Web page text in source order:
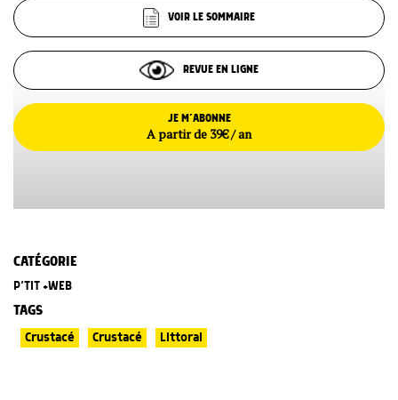
VOIR LE SOMMAIRE
REVUE EN LIGNE
JE M’ABONNE
A partir de 39€ / an
CATÉGORIE
P’TIT +WEB
TAGS
Crustacé Crustacé Littoral